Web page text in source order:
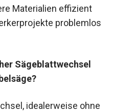
Materialien effizient
problemlos
Sägeblattwechsel
idealerweise ohne